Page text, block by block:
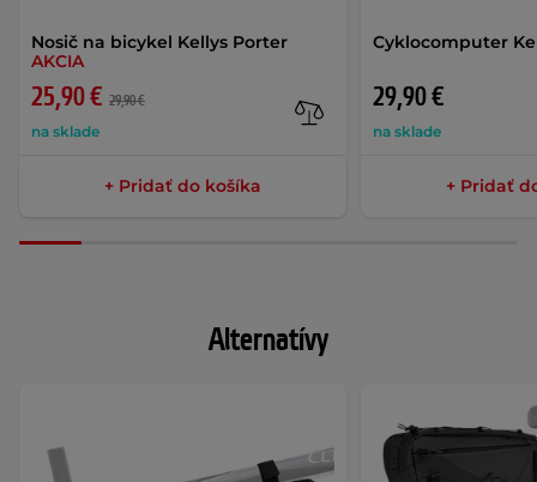
Nosič na bicykel Kellys Porter
AKCIA
25,90 € 29,90 €
na sklade
+ Pridať do košíka
Cyklocomputer
29,90 €
na sklade
+ Pridať
Alternatívy